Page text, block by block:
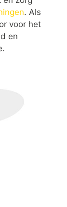
. Als
voor het
en